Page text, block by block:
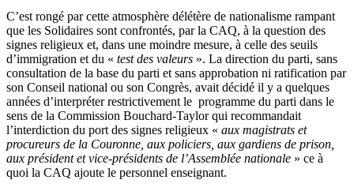
C’est rongé par cette atmosphère délétère de nationalisme rampant
que les Solidaires sont confrontés, par la CAQ, à la question des
signes religieux et, dans une moindre mesure, à celle des seuils
d’immigration et du « test des valeurs ». La direction du parti, sans
consultation de la base du parti et sans approbation ni ratification par
son Conseil national ou son Congrès, avait décidé il y a quelques
années d’interpréter restrictivement le programme du parti dans le
sens de la Commission Bouchard-Taylor qui recommandait
l’interdiction du port des signes religieux « aux magistrats et
procureurs de la Couronne, aux policiers, aux gardiens de prison,
aux président et vice-présidents de l’Assemblée nationale » ce à
quoi la CAQ ajoute le personnel enseignant.